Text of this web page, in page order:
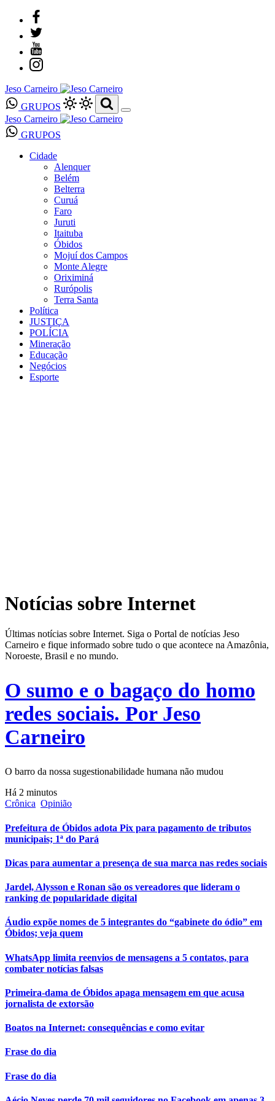
Jeso Carneiro
GRUPOS
Jeso Carneiro
GRUPOS
Cidade
Alenquer
Belém
Belterra
Curuá
Faro
Juruti
Itaituba
Óbidos
Mojuí dos Campos
Monte Alegre
Oriximiná
Rurópolis
Terra Santa
Política
JUSTIÇA
POLÍCIA
Mineração
Educação
Negócios
Esporte
Notícias sobre Internet
Últimas notícias sobre Internet. Siga o Portal de notícias Jeso
Carneiro e fique informado sobre tudo o que acontece na Amazônia,
Noroeste, Brasil e no mundo.
O sumo e o bagaço do homo
redes sociais. Por Jeso
Carneiro
O barro da nossa sugestionabilidade humana não mudou
Há 2 minutos
Crônica Opinião
Prefeitura de Óbidos adota Pix para pagamento de tributos
municipais; 1ª do Pará
Dicas para aumentar a presença de sua marca nas redes sociais
Jardel, Alysson e Ronan são os vereadores que lideram o
ranking de popularidade digital
Áudio expõe nomes de 5 integrantes do “gabinete do ódio” em
Óbidos; veja quem
WhatsApp limita reenvios de mensagens a 5 contatos, para
combater notícias falsas
Primeira-dama de Óbidos apaga mensagem em que acusa
jornalista de extorsão
Boatos na Internet: consequências e como evitar
Frase do dia
Frase do dia